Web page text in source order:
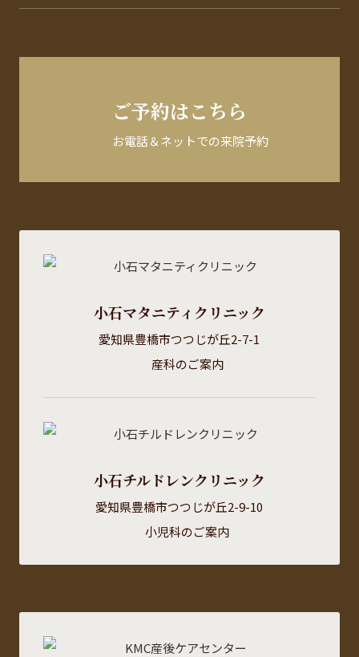
ご予約はこちら
お電話＆ネットでの来院予約
小石マタニティクリニック
愛知県豊橋市つつじが丘2-7-1
産科のご案内
小石チルドレンクリニック
愛知県豊橋市つつじが丘2-9-10
小児科のご案内